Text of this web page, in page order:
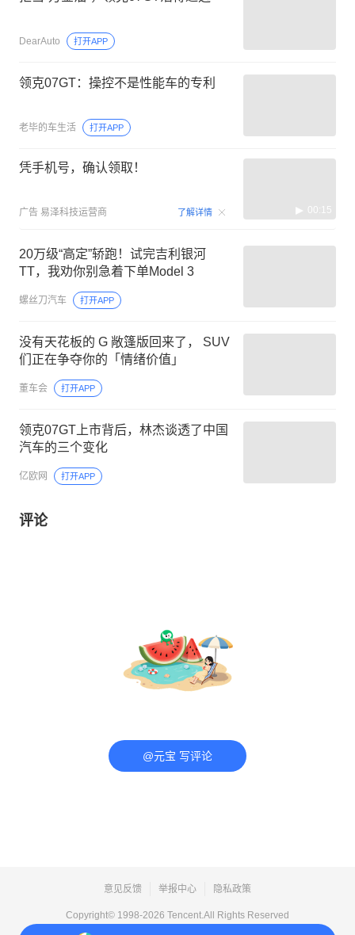
DearAuto 打开APP
领克07GT：操控不是性能车的专利
老毕的车生活 打开APP
凭手机号，确认领取！
广告 易泽科技运营商 了解详情 00:15
20万级“高定”轿跑！试完吉利银河
TT，我劝你别急着下单Model 3
螺丝刀汽车 打开APP
没有天花板的 G 敞篷版回来了， SUV
们正在争夺你的「情绪价值」
董车会 打开APP
领克07GT上市背后，林杰谈透了中国
汽车的三个变化
亿欧网 打开APP
评论
@元宝 写评论
意见反馈 举报中心 隐私政策
Copyright© 1998-2026 Tencent.All Rights Reserved